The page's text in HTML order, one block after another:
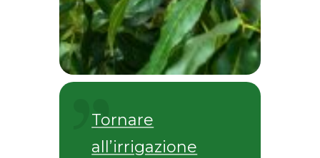
Tornare
all’irrigazione